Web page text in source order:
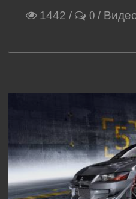
1442 / 0 /